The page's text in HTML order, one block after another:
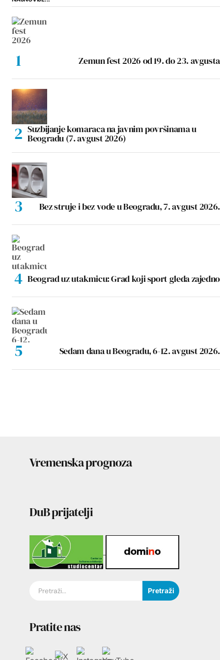
Zemun fest 2026 od 19. do 23. avgusta
Suzbijanje komaraca na javnim površinama u
Beogradu (7. avgust 2026)
Bez struje i bez vode u Beogradu, 7. avgust 2026.
Beograd uz utakmicu: Grad koji sport gleda zajedno
Sedam dana u Beogradu, 6-12. avgust 2026.
Vremenska prognoza
DuB prijatelji
Pretraži
Pratite nas